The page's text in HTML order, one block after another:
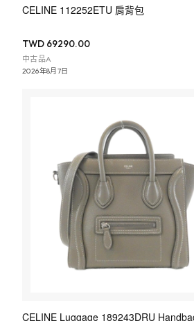
CELINE 112252ETU 肩背包
TWD 69290.00
中古品A
2026年8月7日
CELINE Luggage 189243DRU